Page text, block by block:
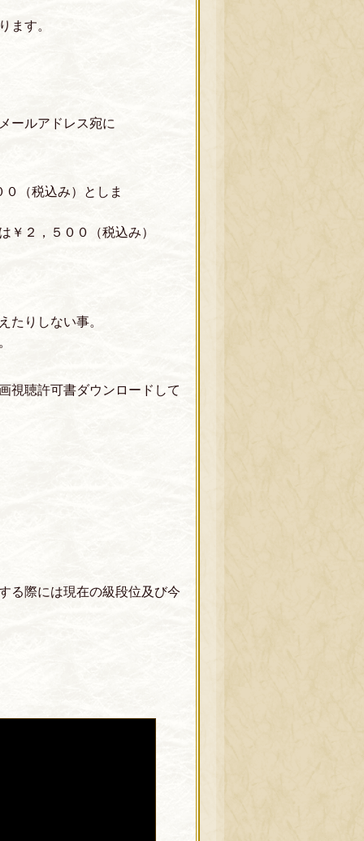
す。
ルアドレス宛に
（税込み）としま
２，５００（税込み）
たりしない事。
。
聴許可書ダウンロードして
る際には現在の級段位及び今